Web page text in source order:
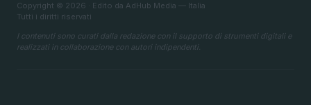
Copyright © 2026 · Edito da AdHub Media — Italia
Tutti i diritti riservati
I contenuti sono curati dalla redazione con il supporto di strumenti digitali e
realizzati in collaborazione con autori indipendenti.